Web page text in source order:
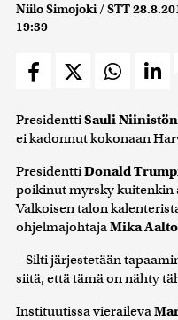
Niilo Simojoki / STT
19:39
PresidenttiSauli Niinistön
ei kadonnut kokonaan
PresidenttiDonald
poikinut myrsky kuitenkin
Valkoisen talon
ohjelmajohtajaMika
– Silti järjestetään
siitä, että tämä on nähty
Instituutissa vieraileva